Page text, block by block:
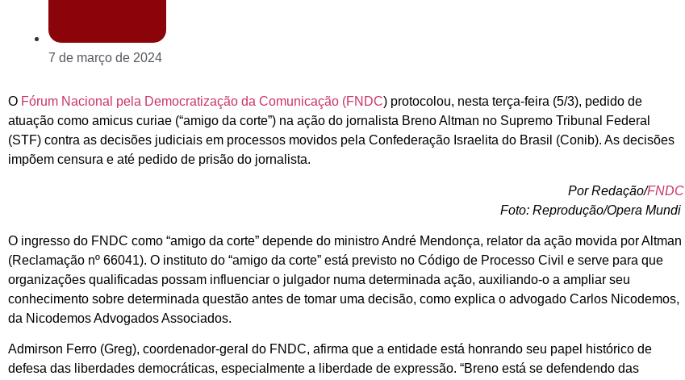
7 de março de 2024
O Fórum Nacional pela Democratização da Comunicação (FNDC) protocolou, nesta terça-feira (5/3), pedido de
atuação como amicus curiae (“amigo da corte”) na ação do jornalista Breno Altman no Supremo Tribunal Federal
(STF) contra as decisões judiciais em processos movidos pela Confederação Israelita do Brasil (Conib). As decisões
impõem censura e até pedido de prisão do jornalista.
Por Redação/FNDC
Foto: Reprodução/Opera Mundi
O ingresso do FNDC como “amigo da corte” depende do ministro André Mendonça, relator da ação movida por Altman
(Reclamação nº 66041). O instituto do “amigo da corte” está previsto no Código de Processo Civil e serve para que
organizações qualificadas possam influenciar o julgador numa determinada ação, auxiliando-o a ampliar seu
conhecimento sobre determinada questão antes de tomar uma decisão, como explica o advogado Carlos Nicodemos,
da Nicodemos Advogados Associados.
Admirson Ferro (Greg), coordenador-geral do FNDC, afirma que a entidade está honrando seu papel histórico de
defesa das liberdades democráticas, especialmente a liberdade de expressão. “Breno está se defendendo das